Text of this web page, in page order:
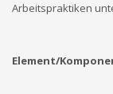
Arbeitspraktiken
Element/